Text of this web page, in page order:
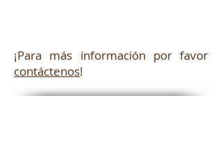
¡Para más información por favor
contáctenos!